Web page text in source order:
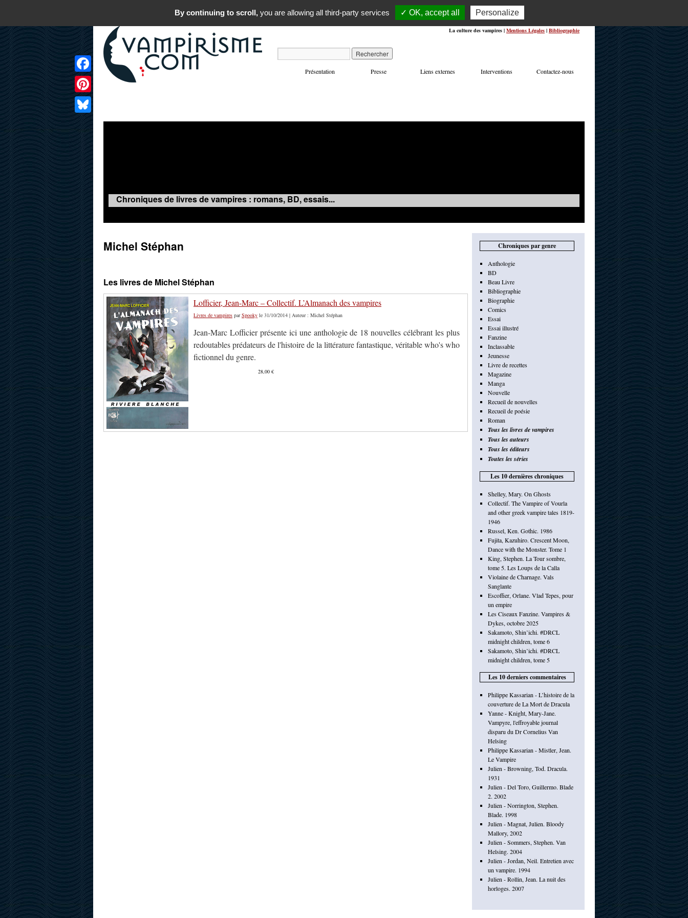
La culture des vampires | Mentions Légales | Bibliographie
Présentation Presse Liens externes Interventions Contactez-nous
Chroniques de livres de vampires : romans, BD, essais...
Michel Stéphan
Les livres de Michel Stéphan
Lofficier, Jean-Marc – Collectif. L’Almanach des vampires
Livres de vampires parSpooky le 31/10/2014 | Auteur : Michel Stéphan
Jean-Marc Lofficier présente ici une anthologie de 18 nouvelles célébrant les plus
redoutables prédateurs de l'histoire de la littérature fantastique, véritable who's who
fictionnel du genre.
28,00 €
Facebook
Pinterest
Bluesky
Chroniques par genre
Anthologie
BD
Beau Livre
Bibliographie
Biographie
Comics
Essai
Essai illustré
Fanzine
Inclassable
Jeunesse
Livre de recettes
Magazine
Manga
Nouvelle
Recueil de nouvelles
Recueil de poésie
Roman
Tous les livres de vampires
Tous les auteurs
Tous les éditeurs
Toutes les séries
Les 10 dernières chroniques
Shelley, Mary. On Ghosts
Collectif. The Vampire of Vourla
and other greek vampire tales 1819-
1946
Russel, Ken. Gothic. 1986
Fujita, Kazuhiro. Crescent Moon,
Dance with the Monster. Tome 1
King, Stephen. La Tour sombre,
tome 5. Les Loups de la Calla
Violaine de Charnage. Vals
Sanglante
Escoffier, Orlane. Vlad Tepes, pour
un empire
Les Ciseaux Fanzine. Vampires &
Dykes, octobre 2025
Sakamoto, Shin’ichi. #DRCL
midnight children, tome 6
Sakamoto, Shin’ichi. #DRCL
midnight children, tome 5
Les 10 derniers commentaires
Philippe Kassarian - L’histoire de la
couverture de La Mort de Dracula
Yanne - Knight, Mary-Jane.
Vampyre, l'effroyable journal
disparu du Dr Cornelius Van
Helsing
Philippe Kassarian - Mistler, Jean.
Le Vampire
Julien - Browning, Tod. Dracula.
1931
Julien - Del Toro, Guillermo. Blade
2. 2002
Julien - Norrington, Stephen.
Blade. 1998
Julien - Magnat, Julien. Bloody
Mallory, 2002
Julien - Sommers, Stephen. Van
Helsing. 2004
Julien - Jordan, Neil. Entretien avec
un vampire. 1994
Julien - Rollin, Jean. La nuit des
horloges. 2007
By continuing to scroll,you are allowing all third-party services ✓ OK, accept all Personalize